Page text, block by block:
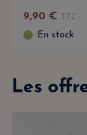
9,90 € TTC
En stock
Les